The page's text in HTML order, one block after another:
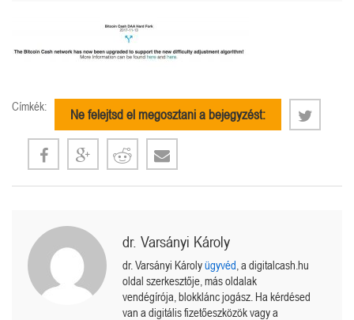
Címkék:
Ne felejtsd el megosztani a bejegyzést:
dr. Varsányi Károly
dr. Varsányi Károlyügyvéd , a digitalcash.hu
oldal szerkesztője, más oldalak
vendégírója, blokklánc jogász. Ha kérdésed
van a digitális fizetőeszközök vagy a